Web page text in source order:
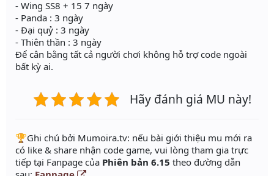
- Wing SS8 + 15 7 ngày
- Panda : 3 ngày
- Đại quỷ : 3 ngày
- Thiên thần : 3 ngày
Để cân bằng tất cả người chơi không hỗ trợ code ngoài
bất kỳ ai.
Hãy đánh giá MU này!
️🏆Ghi chú bởi Mumoira.tv: nếu bài giới thiệu mu mới ra
có like & share nhận code game, vui lòng tham gia trực
tiếp tại Fanpage của Phiên bản 6.15 theo đường dẫn